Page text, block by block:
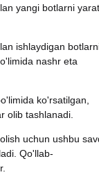
yangi botlarni
ishlaydigan
nashr eta
ko'rsatilgan,
olib tashlanadi.
uchun ushbu
Qo'llab-